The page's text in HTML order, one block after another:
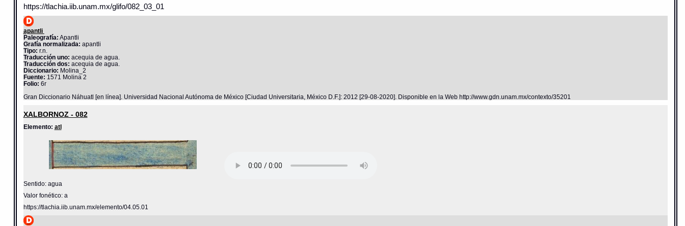
https://tlachia.iib.unam.mx/glifo/082_03_01
apantli
Paleografía: Apantli
Grafía normalizada: apantli
Tipo: r.n.
Traducción uno: acequia de agua.
Traducción dos: acequia de agua.
Diccionario: Molina_2
Fuente: 1571 Molina 2
Folio: 6r
Gran Diccionario Náhuatl [en línea]. Universidad Nacional Autónoma de México [Ciudad Universitaria, México D.F.]: 2012 [29-08-2020]. Disponible en la Web http://www.gdn.unam.mx/contexto/35201
XALBORNOZ - 082
Elemento: atl
Sentido: agua
Valor fonético: a
https://tlachia.iib.unam.mx/elemento/04.05.01